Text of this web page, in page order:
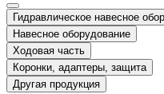
Гидравлическое навесное
Навесное оборудование
Ходовая часть
Коронки, адаптеры, защита
Другая продукция